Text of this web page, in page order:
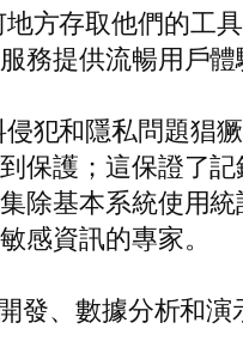
方存取他們的工
提供流暢用戶體
犯和隱私問題猖
保護；這保證了
除基本系統使用
感資訊的專家。
發、數據分析和